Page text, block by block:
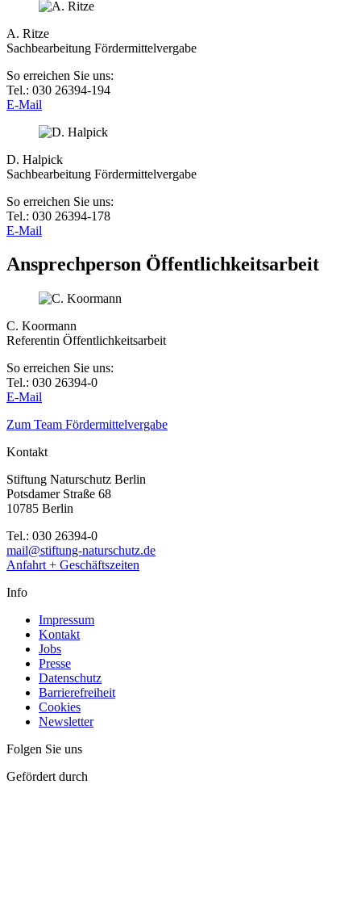
A. Ritze
Sachbearbeitung Fördermittelvergabe
So erreichen Sie uns:
Tel.: 030 26394-194
E-Mail
D. Halpick
Sachbearbeitung Fördermittelvergabe
So erreichen Sie uns:
Tel.: 030 26394-178
E-Mail
Ansprechperson Öffentlichkeitsarbeit
C. Koormann
Referentin Öffentlichkeitsarbeit
So erreichen Sie uns:
Tel.: 030 26394-0
E-Mail
Zum Team Fördermittelvergabe
Kontakt
Stiftung Naturschutz Berlin
Potsdamer Straße 68
10785 Berlin
Tel.: 030 26394-0
mail@stiftung-naturschutz.de
Anfahrt + Geschäftszeiten
Info
Impressum
Kontakt
Jobs
Presse
Datenschutz
Barrierefreiheit
Cookies
Newsletter
Folgen Sie uns
Gefördert durch